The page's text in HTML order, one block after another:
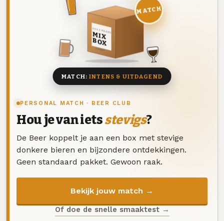
PERSONAL MATCH · BEER CLUB
Hou je van ietsstevigs?
De Beer koppelt je aan een box met stevige
donkere bieren en bijzondere ontdekkingen.
Geen standaard pakket. Gewoon raak.
Bekijk jouw match →
Of doe de snelle smaaktest →
DEZE MAAND
MIX
BOX
8 BIEREN
MATCH
MATCH:INTENS & UITDAGEND